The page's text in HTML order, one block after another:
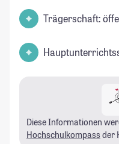
Trägerschaft:
Diese Informationen
Hochschulkompass der